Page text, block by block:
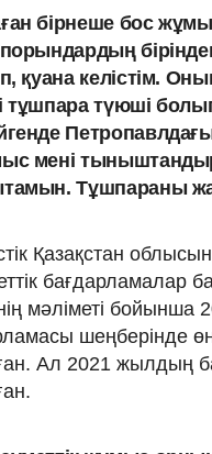
бірнеше бос
қуана келістім.
тұшпара түюші
мені
Тұшпараны
Қазақстан
бағдарламалар
мәліметі
шеңберінде
Ал 2021 жылдың